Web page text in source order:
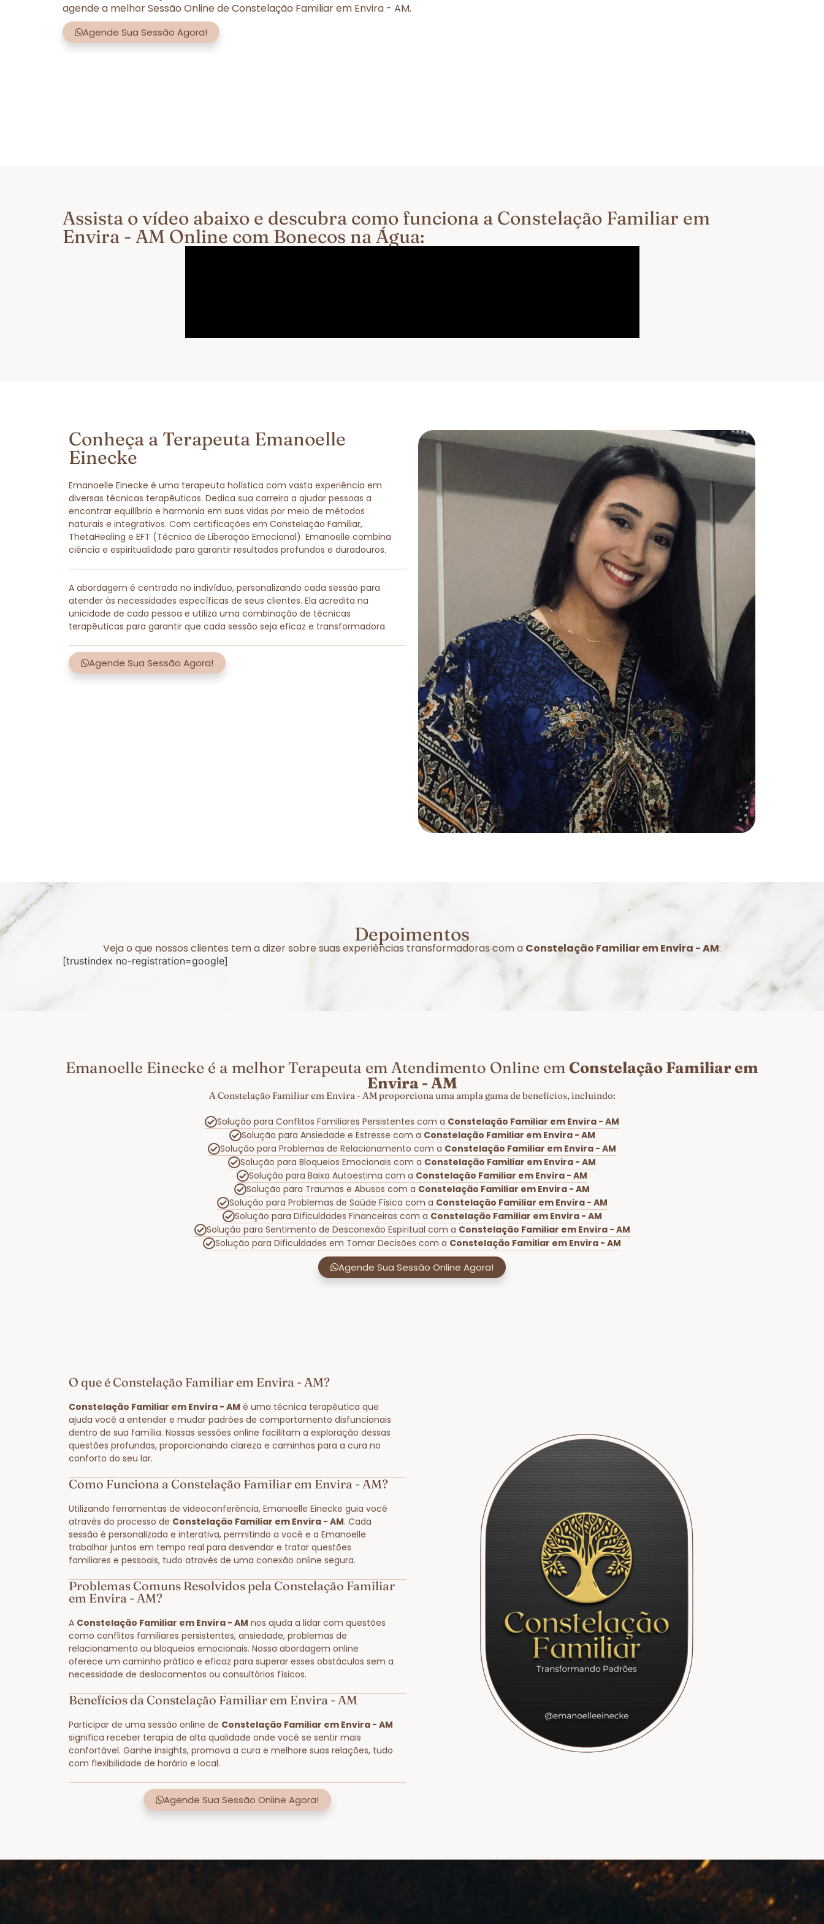
agende a melhor Sessão Online de Constelação Familiar em Envira - AM.
Agende Sua Sessão Agora!
Assista o vídeo abaixo e descubra como funciona a Constelação Familiar em
Envira - AM Online com Bonecos na Água:
Conheça a Terapeuta Emanoelle
Einecke
Emanoelle Einecke é uma terapeuta holística com vasta experiência em
diversas técnicas terapêuticas. Dedica sua carreira a ajudar pessoas a
encontrar equilíbrio e harmonia em suas vidas por meio de métodos
naturais e integrativos. Com certificações em Constelação Familiar,
ThetaHealing e EFT (Técnica de Liberação Emocional). Emanoelle combina
ciência e espiritualidade para garantir resultados profundos e duradouros.
A abordagem é centrada no indivíduo, personalizando cada sessão para
atender às necessidades específicas de seus clientes. Ela acredita na
unicidade de cada pessoa e utiliza uma combinação de técnicas
terapêuticas para garantir que cada sessão seja eficaz e transformadora.
Agende Sua Sessão Agora!
Depoimentos
Veja o que nossos clientes tem a dizer sobre suas experiências transformadoras com a Constelação Familiar em Envira - AM:
[trustindex no-registration=google]
Emanoelle Einecke é a melhor Terapeuta em Atendimento Online em Constelação Familiar em
Envira - AM
A Constelação Familiar em Envira - AM proporciona uma ampla gama de benefícios, incluindo:
Solução para Conflitos Familiares Persistentes com a Constelação Familiar em Envira - AM
Solução para Ansiedade e Estresse com a Constelação Familiar em Envira - AM
Solução para Problemas de Relacionamento com a Constelação Familiar em Envira - AM
Solução para Bloqueios Emocionais com a Constelação Familiar em Envira - AM
Solução para Baixa Autoestima com a Constelação Familiar em Envira - AM
Solução para Traumas e Abusos com a Constelação Familiar em Envira - AM
Solução para Problemas de Saúde Física com a Constelação Familiar em Envira - AM
Solução para Dificuldades Financeiras com a Constelação Familiar em Envira - AM
Solução para Sentimento de Desconexão Espiritual com a Constelação Familiar em Envira - AM
Solução para Dificuldades em Tomar Decisões com a Constelação Familiar em Envira - AM
Agende Sua Sessão Online Agora!
O que é Constelação Familiar em Envira - AM?
Constelação Familiar em Envira - AM é uma técnica terapêutica que
ajuda você a entender e mudar padrões de comportamento disfuncionais
dentro de sua família. Nossas sessões online facilitam a exploração dessas
questões profundas, proporcionando clareza e caminhos para a cura no
conforto do seu lar.
Como Funciona a Constelação Familiar em Envira - AM?
Utilizando ferramentas de videoconferência, Emanoelle Einecke guia você
através do processo de Constelação Familiar em Envira - AM. Cada
sessão é personalizada e interativa, permitindo a você e a Emanoelle
trabalhar juntos em tempo real para desvendar e tratar questões
familiares e pessoais, tudo através de uma conexão online segura.
Problemas Comuns Resolvidos pela Constelação Familiar
em Envira - AM?
A Constelação Familiar em Envira - AM nos ajuda a lidar com questões
como conflitos familiares persistentes, ansiedade, problemas de
relacionamento ou bloqueios emocionais. Nossa abordagem online
oferece um caminho prático e eficaz para superar esses obstáculos sem a
necessidade de deslocamentos ou consultórios físicos.
Benefícios da Constelação Familiar em Envira - AM
Participar de uma sessão online de Constelação Familiar em Envira - AM
significa receber terapia de alta qualidade onde você se sentir mais
confortável. Ganhe insights, promova a cura e melhore suas relações, tudo
com flexibilidade de horário e local.
Agende Sua Sessão Online Agora!